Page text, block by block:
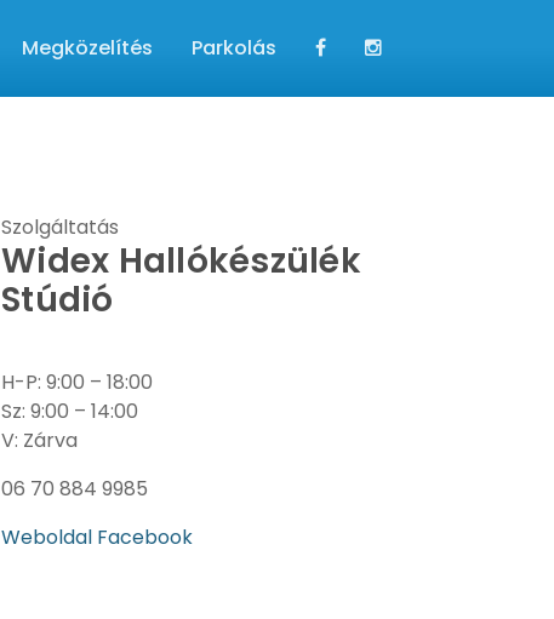
Megközelítés Parkolás
Szolgáltatás
Widex Hallókészülék
Stúdió
H-P: 9:00 – 18:00
Sz: 9:00 – 14:00
06 70 884 9985
Weboldal Facebook